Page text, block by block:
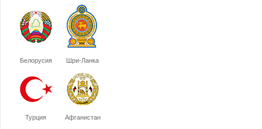
Белорусия Шри-Ланка
Турция Афганистан